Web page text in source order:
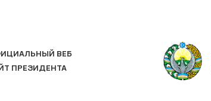
ВЕБ
ПРЕЗИДЕНТА